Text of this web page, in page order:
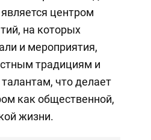
центром
на которых
и мероприятия,
традициям и
что делает
как общественной,
жизни.